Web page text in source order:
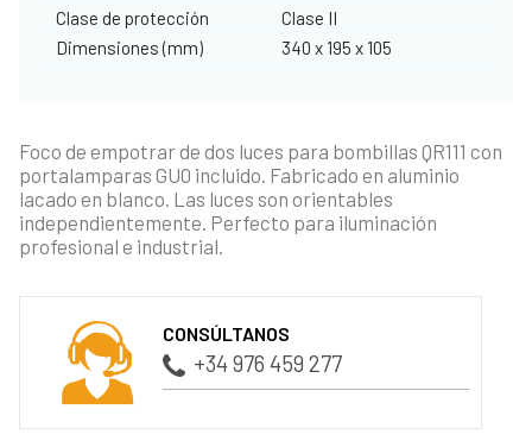
Clase de protección
Clase II
Dimensiones (mm)
340 x 195 x 105
Foco de empotrar de dos luces para bombillas QR111 con
portalamparas GU0 incluido. Fabricado en aluminio
lacado en blanco. Las luces son orientables
independientemente. Perfecto para iluminación
profesional e industrial.
CONSÚLTANOS
+34 976 459 277